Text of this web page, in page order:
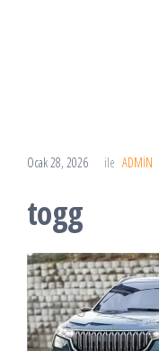
Ocak 28, 2026 ile ADMIN
togg